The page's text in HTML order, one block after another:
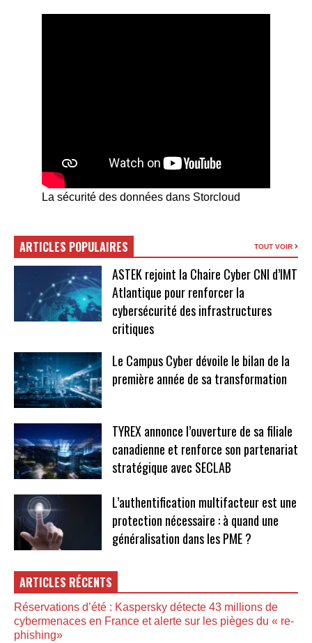
La sécurité des données dans Storcloud
ARTICLES POPULAIRES TOUT VOIR
ASTEK rejoint la Chaire Cyber CNI d’IMT
Atlantique pour renforcer la
cybersécurité des infrastructures
critiques
Le Campus Cyber dévoile le bilan de la
première année de sa transformation
TYREX annonce l’ouverture de sa filiale
canadienne et renforce son partenariat
stratégique avec SECLAB
L’authentification multifacteur est une
protection nécessaire : à quand une
généralisation dans les PME ?
ARTICLES RÉCENTS
Réservations d’été : Kaspersky détecte 43 millions de
cybermenaces en France et alerte sur les pièges du « re-
phishing»